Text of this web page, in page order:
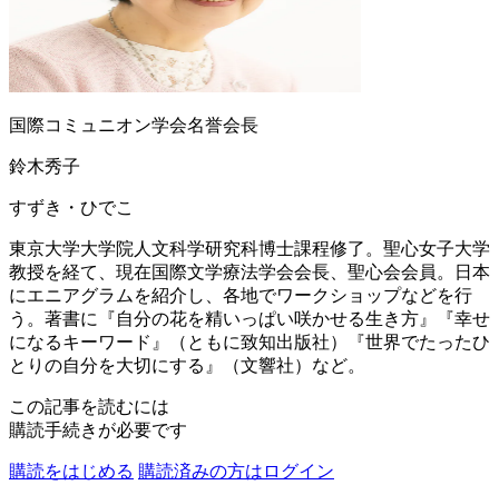
国際コミュニオン学会名誉会長
鈴木秀子
すずき・ひでこ
東京大学大学院人文科学研究科博士課程修了。聖心女子大学
教授を経て、現在国際文学療法学会会長、聖心会会員。日本
にエニアグラムを紹介し、各地でワークショップなどを行
う。著書に『自分の花を精いっぱい咲かせる生き方』『幸せ
になるキーワード』（ともに致知出版社）『世界でたったひ
とりの自分を大切にする』（文響社）など。
この記事を読むには
購読手続きが必要です
購読をはじめる 購読済みの方はログイン